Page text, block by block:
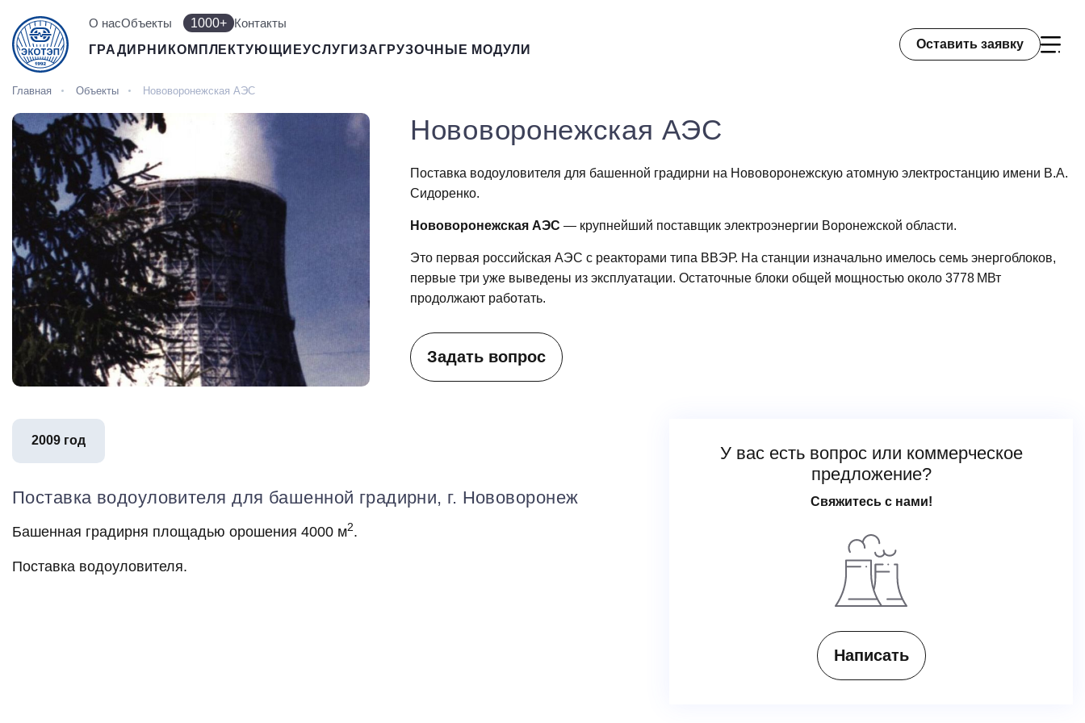
О насОбъекты 1000+ Контакты
ГРАДИРНИ КОМПЛЕКТУЮЩИЕУСЛУГИ ЗАГРУЗОЧНЫЕ МОДУЛИ Оставить заявку
Главная Объекты Нововоронежская АЭС
Нововоронежская АЭС
Поставка водоуловителя для башенной градирни на Нововоронежскую атомную электростанцию имени В.А.
Сидоренко.
Нововоронежская АЭС — крупнейший поставщик электроэнергии Воронежской области.
Это первая российская АЭС с реакторами типа ВВЭР. На станции изначально имелось семь энергоблоков,
первые три уже выведены из эксплуатации. Остаточные блоки общей мощностью около 3778 МВт
продолжают работать.
Задать вопрос
2009 год
Поставка водоуловителя для башенной градирни, г. Нововоронеж
Башенная градирня площадью орошения 4000 м2.
Поставка водоуловителя.
У вас есть вопрос или коммерческое
предложение?
Свяжитесь с нами!
Написать